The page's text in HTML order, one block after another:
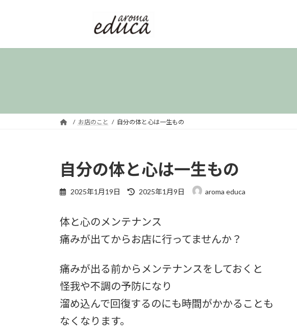
プ
動
お店のこと 自分の体と心は一生もの
自分の体と心は一生もの
2025年1月19日
最
新
時
2025年1月9日 aroma educa
体と心のメンテナンス
痛みが出てからお店に行ってませんか？
痛みが出る前からメンテナンスをしておくと
怪我や不調の予防になり
溜め込んで回復するのにも時間がかかることも
なくなります。